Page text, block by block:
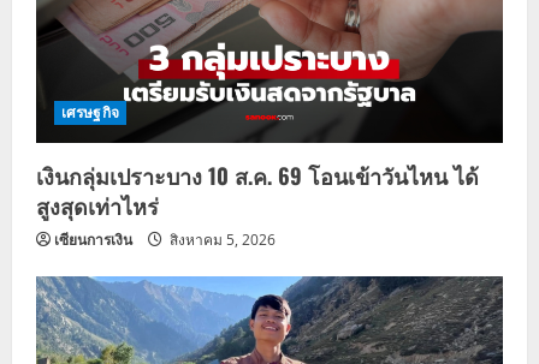
เศรษฐกิจ
เงินกลุ่มเปราะบาง 10 ส.ค. 69 โอนเข้าวันไหน ได้
สูงสุดเท่าไหร่
เซียนการเงิน สิงหาคม 5, 2026